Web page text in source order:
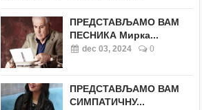
ПРЕДСТАВЉАМО ВАМ
ПЕСНИКА Мирка...
dec 03, 2024 0
ПРЕДСТАВЉАМО ВАМ
СИМПАТИЧНУ...